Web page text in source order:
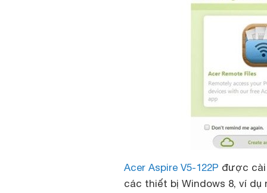
Acer Aspire V5-122P được cài
các thiết bị Windows 8, ví dụ